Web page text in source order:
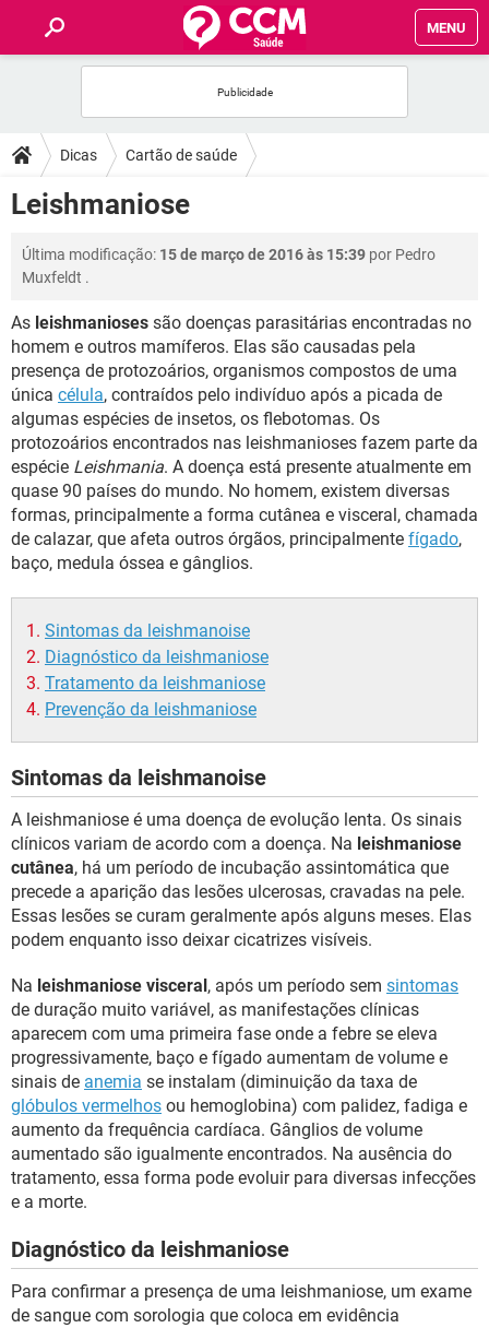
MENU
FÓRUM
SAÚDE
FAMÍLIA
BEM-ESTAR
SEXUALIDADE
GLOSSÁRIO
Dicas Cartão de saúde
Leishmaniose
Última modificação: 15 de março de 2016 às 15:39 por Pedro
Muxfeldt .
As leishmanioses são doenças parasitárias encontradas no
homem e outros mamíferos. Elas são causadas pela
presença de protozoários, organismos compostos de uma
única célula, contraídos pelo indivíduo após a picada de
algumas espécies de insetos, os flebotomas. Os
protozoários encontrados nas leishmanioses fazem parte da
espécie Leishmania. A doença está presente atualmente em
quase 90 países do mundo. No homem, existem diversas
formas, principalmente a forma cutânea e visceral, chamada
de calazar, que afeta outros órgãos, principalmente fígado,
baço, medula óssea e gânglios.
Sintomas da leishmanoise
Diagnóstico da leishmaniose
Tratamento da leishmaniose
Prevenção da leishmaniose
Sintomas da leishmanoise
A leishmaniose é uma doença de evolução lenta. Os sinais
clínicos variam de acordo com a doença. Na leishmaniose
cutânea, há um período de incubação assintomática que
precede a aparição das lesões ulcerosas, cravadas na pele.
Essas lesões se curam geralmente após alguns meses. Elas
podem enquanto isso deixar cicatrizes visíveis.
Na leishmaniose visceral, após um período sem sintomas
de duração muito variável, as manifestações clínicas
aparecem com uma primeira fase onde a febre se eleva
progressivamente, baço e fígado aumentam de volume e
sinais de anemia se instalam (diminuição da taxa de
glóbulos vermelhos ou hemoglobina) com palidez, fadiga e
aumento da frequência cardíaca. Gânglios de volume
aumentado são igualmente encontrados. Na ausência do
tratamento, essa forma pode evoluir para diversas infecções
e a morte.
Diagnóstico da leishmaniose
Para confirmar a presença de uma leishmaniose, um exame
de sangue com sorologia que coloca em evidência